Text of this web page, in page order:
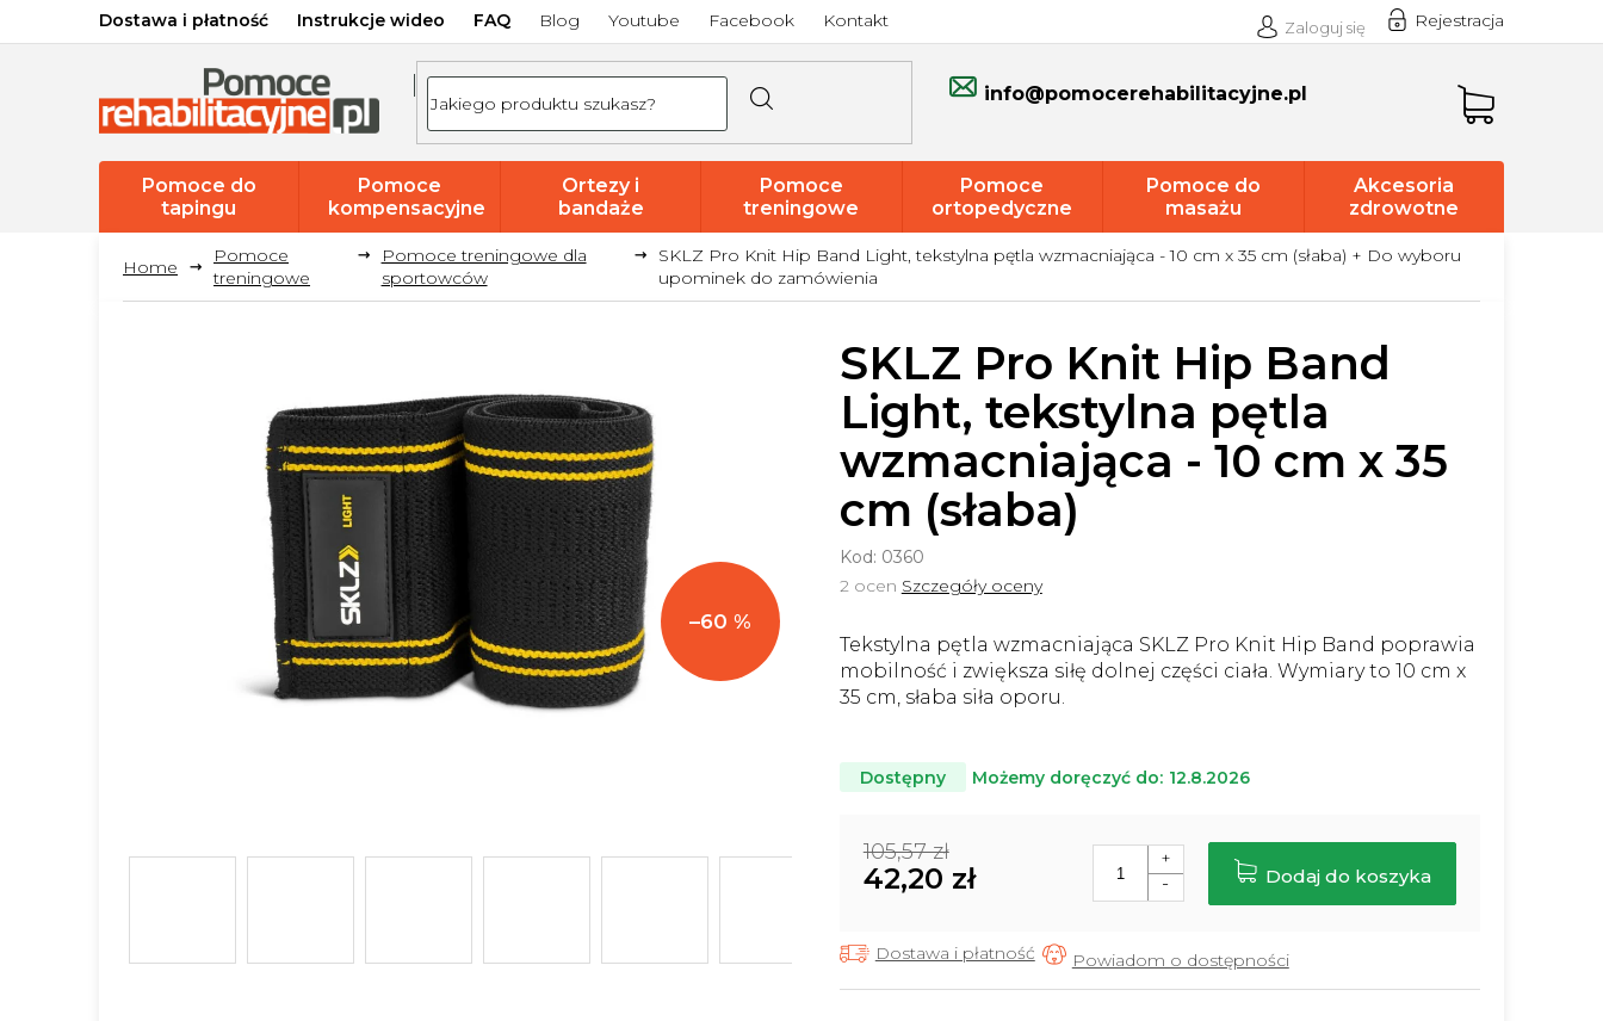
Dostawa i płatność Instrukcje wideo FAQ Blog Youtube Facebook Kontakt Rejestracja
Zaloguj się
info@pomocerehabilitacyjne.pl
Pomoce do
tapingu
Pomoce
kompensacyjne
Ortezy i
bandaże
Pomoce
treningowe
Pomoce
ortopedyczne
Pomoce do
masażu
Akcesoria
zdrowotne
Promocje i
wyprzedaże
Pomoce
treningowe
Pomoce treningowe dla
sportowców
SKLZ Pro Knit Hip Band Light, tekstylna pętla wzmacniająca - 10 cm x 35 cm (słaba) + Do wyboru
upominek do zamówienia
–60 %
Dostępny Możemy doręczyć do: 12.8.2026
105,57 zł
42,20 zł Dodaj do koszyka
Tekstylna pętla wzmacniająca SKLZ Pro Knit Hip Band poprawia
mobilność i zwiększa siłę dolnej części ciała. Wymiary to 10 cm x
35 cm, słaba siła oporu.
SKLZ Pro Knit Hip Band
Light, tekstylna pętla
wzmacniająca - 10 cm x 35
cm (słaba)
Kod: 0360
Średnia
wynosi
5,0
na
2 ocen Szczegóły oceny
Dostawa i płatność